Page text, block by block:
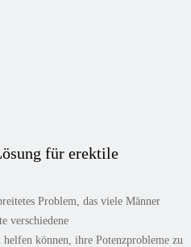
für erektile
Problem, das viele Männer
verschiedene
können, ihre Potenzprobleme zu